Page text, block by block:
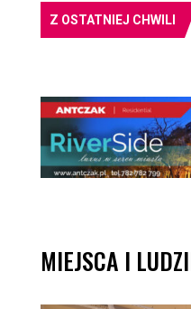
Z OSTATNIEJ CHWILI
MIEJSCA I